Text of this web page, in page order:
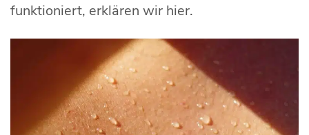
funktioniert, erklären wir hier.